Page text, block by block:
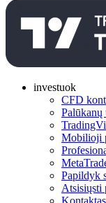
investuok
CFD
Palūkanų
Mobilioji
Papildyk
Atsisiųsti
Kontaktas